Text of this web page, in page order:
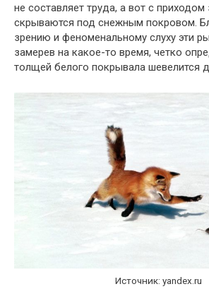
не составляет труда, а вот с
скрываются под снежным покровом.
зрению и феноменальному слуху эти
замерев на какое-то время, четко
толщей белого покрывала шевелится
Источник: yandex.ru